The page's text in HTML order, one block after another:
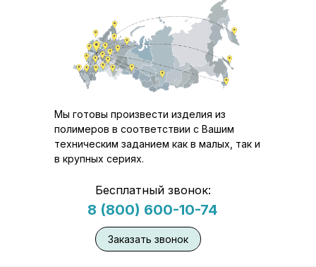
Мы готовы произвести изделия из
полимеров в соответствии с Вашим
техническим заданием как в малых, так и
в крупных сериях.
Бесплатный звонок:
8 (800) 600-10-74
Заказать звонок